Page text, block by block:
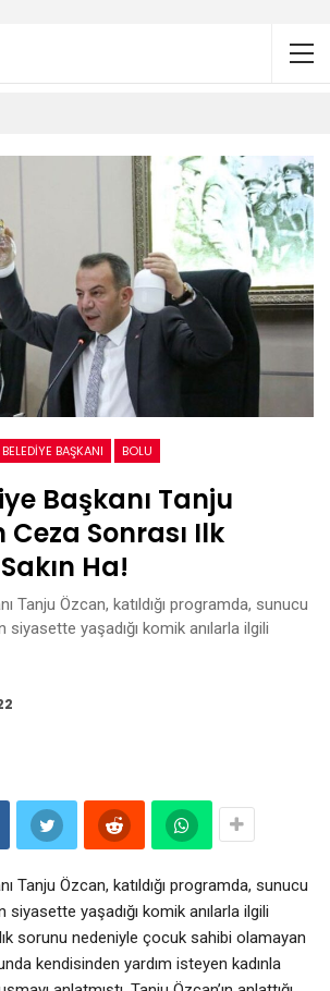
BELEDIYE BAŞKANI BOLU
Başkanı Tanju
Ceza Sonrası Ilk
Ha!
Tanju Özcan, katıldığı programda, sunucu
siyasette yaşadığı komik anılarla ilgili
Tanju Özcan, katıldığı programda, sunucu
siyasette yaşadığı komik anılarla ilgili
sorunu nedeniyle çocuk sahibi olamayan
kendisinden yardım isteyen kadınla